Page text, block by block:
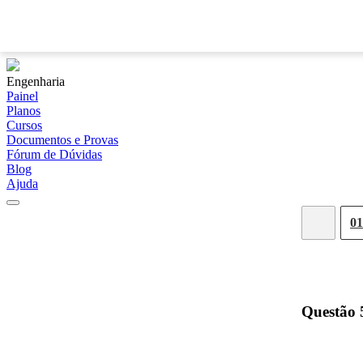
Engenharia
Painel
Planos
Cursos
Documentos e Provas
Fórum de Dúvidas
Blog
Ajuda
01
Questão